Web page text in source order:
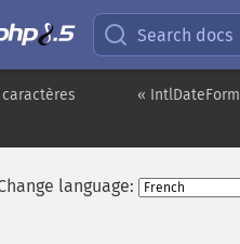
Search docs
«
language: